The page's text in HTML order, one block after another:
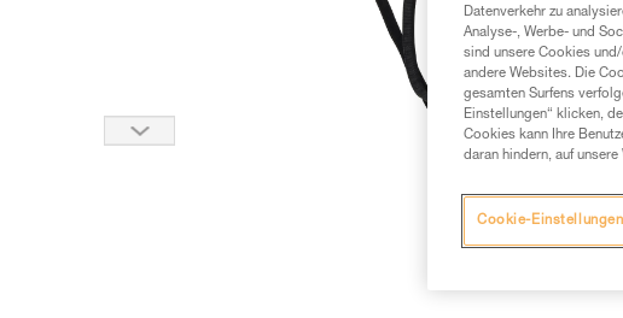
Datenverkehr zu
Analyse-, Werbe- und
sind unsere Cookies
andere Websites. Die
gesamten Surfens
Einstellungen“ klicken,
Cookies kann Ihre
daran hindern, auf
Cookie-Einstellungen